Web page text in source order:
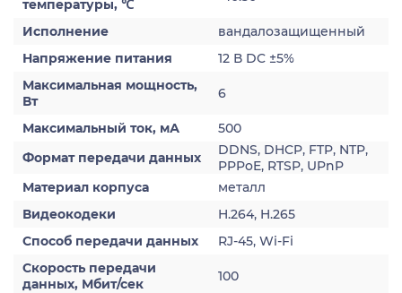
температуры, ℃
Исполнение
вандалозащищенный
Напряжение питания
12 В DC ±5%
Максимальная мощность,
Вт
6
Максимальный ток, мА
500
Формат передачи данных
DDNS, DHCP, FTP, NTP,
PPPoE, RTSP, UPnP
Материал корпуса
металл
Видеокодеки
H.264, H.265
Способ передачи данных
RJ-45, Wi-Fi
Скорость передачи
данных, Мбит/сек
100